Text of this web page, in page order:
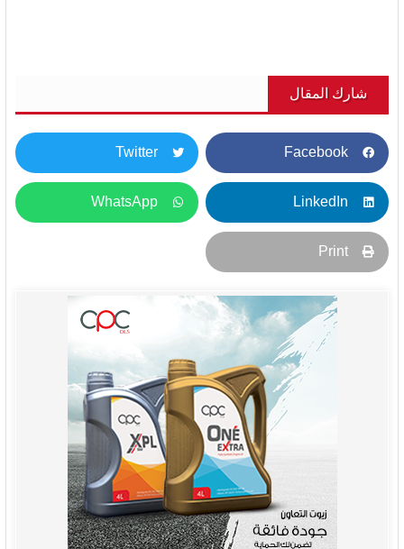
شارك المقال
Facebook
Twitter
LinkedIn
WhatsApp
Print